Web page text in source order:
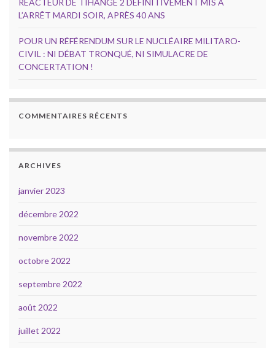
RÉACTEUR DE TIHANGE 2 DÉFINITIVEMENT MIS À
L’ARRÊT MARDI SOIR, APRÈS 40 ANS
POUR UN RÉFÉRENDUM SUR LE NUCLÉAIRE MILITARO-
CIVIL : NI DÉBAT TRONQUÉ, NI SIMULACRE DE
CONCERTATION !
COMMENTAIRES RÉCENTS
ARCHIVES
janvier 2023
décembre 2022
novembre 2022
octobre 2022
septembre 2022
août 2022
juillet 2022